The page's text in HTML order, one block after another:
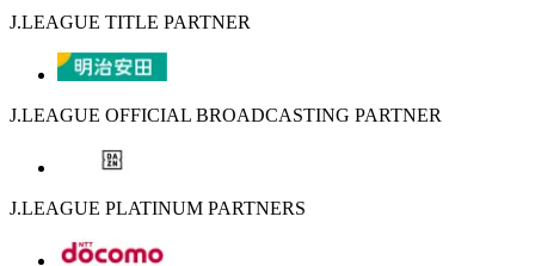
J.LEAGUE TITLE PARTNER
J.LEAGUE OFFICIAL BROADCASTING PARTNER
J.LEAGUE PLATINUM PARTNERS